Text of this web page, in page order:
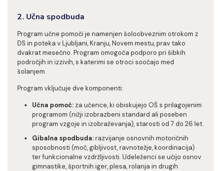
2. Učna spodbuda
Program učne pomoči je namenjen šoloobveznim otrokom z
DS in poteka v Ljubljani, Kranju, Novem mestu, prav tako
dvakrat mesečno. Program omogoča podporo pri šibkih
področjih in izzivih, s katerimi se otroci soočajo med
šolanjem.
Program vključuje dve komponenti:
Učna pomoč: za učence, ki obiskujejo OŠ s prilagojenim
programom (nižji izobrazbeni standard ali poseben
program vzgoje in izobraževanja), starosti od 7 do 26 let.
Gibalna spodbuda:razvijanje osnovnih motoričnih
sposobnosti (moč, gibljivost, ravnotežje, koordinacija)
ter funkcionalne vzdržljivosti. Udeleženci se učijo osnov
gimnastike, športnih iger, plesa, rolanja in drugih